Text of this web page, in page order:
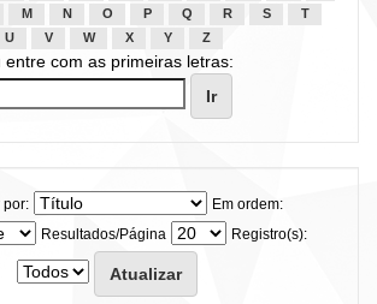
M N O P Q R S
T
U
V W X Y Z
entre com as primeiras letras:
por:
Em ordem:
Resultados/Página
Registro(s):